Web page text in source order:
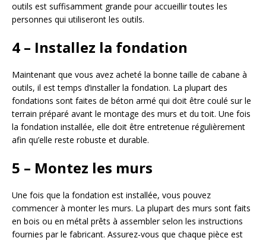
outils est suffisamment grande pour accueillir toutes les
personnes qui utiliseront les outils.
4 – Installez la fondation
Maintenant que vous avez acheté la bonne taille de cabane à
outils, il est temps d’installer la fondation. La plupart des
fondations sont faites de béton armé qui doit être coulé sur le
terrain préparé avant le montage des murs et du toit. Une fois
la fondation installée, elle doit être entretenue régulièrement
afin qu’elle reste robuste et durable.
5 – Montez les murs
Une fois que la fondation est installée, vous pouvez
commencer à monter les murs. La plupart des murs sont faits
en bois ou en métal prêts à assembler selon les instructions
fournies par le fabricant. Assurez-vous que chaque pièce est